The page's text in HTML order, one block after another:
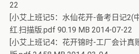
22
[小艾上班记5：水仙花开-备考日记2(
红.扫描版.pdf 90.19 MB 2014-07-22
[小艾上班记4：花开锦时-工厂会计真